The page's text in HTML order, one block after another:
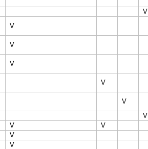
V
V
V
V
V
V
V
V
V
V
V